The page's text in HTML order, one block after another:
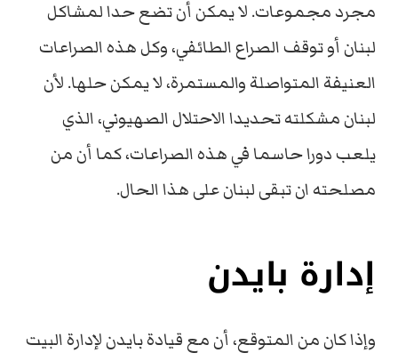
مجرد مجموعات. لا يمكن أن تضع حدا لمشاكل
لبنان أو توقف الصراع الطائفي، وكل هذه الصراعات
العنيفة المتواصلة والمستمرة، لا يمكن حلها. لأن
لبنان مشكلته تحديدا الاحتلال الصهيوني، الذي
يلعب دورا حاسما في هذه الصراعات، كما أن من
مصلحته ان تبقى لبنان على هذا الحال.
إدارة بايدن
وإذا كان من المتوقع، أن مع قيادة بايدن لإدارة البيت